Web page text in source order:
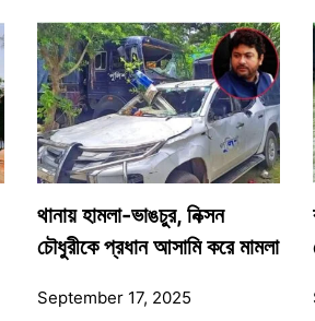
থানায় হামলা-ভাঙচুর, নিক্সন
চৌধুরীকে প্রধান আসামি করে মামলা
September 17, 2025